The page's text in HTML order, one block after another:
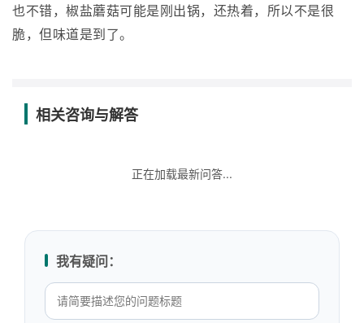
也不错，椒盐蘑菇可能是刚出锅，还热着，所以不是很
脆，但味道是到了。
相关咨询与解答
正在加载最新问答...
我有疑问：